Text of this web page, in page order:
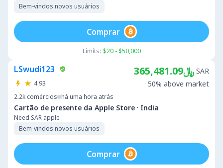
Bem-vindos novos usuários
Limits: $20 - $50,000
Comprar
LSwudi123
4.93
2.2k comércios há uma hora atrás
Cartão de presente da Apple Store · India
Need SAR apple
Bem-vindos novos usuários
﷼365,481.09 SAR
50% above market
Comprar